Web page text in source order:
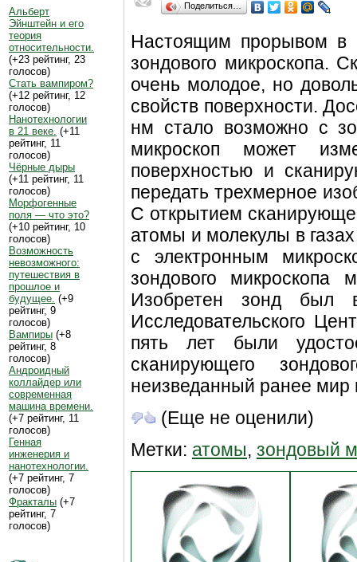
Альберт
Эйнштейн и его
теория
относительности.
(+23 рейтинг, 23
голосов)
Стать вампиром?
(+12 рейтинг, 12
голосов)
Нанотехнологии
в 21 веке. (+11
рейтинг, 11
голосов)
Чёрные дыры
(+11 рейтинг, 11
голосов)
Морфогенные
поля — что это?
(+10 рейтинг, 10
голосов)
Возможность
невозможного:
путешествия в
прошлое и
будущее. (+9
рейтинг, 9
голосов)
Вампиры (+8
рейтинг, 8
голосов)
Андроидный
коллайдер или
современная
машина времени.
(+7 рейтинг, 11
голосов)
Генная
инженерия и
нанотехнологии.
(+7 рейтинг, 7
голосов)
Фракталы (+7
рейтинг, 7
голосов)
Поделиться…
Настоящим прорывом в
зондового микроскопа.
очень молодое, но
свойств поверхности.
нм стало возможно с
микроскоп может
поверхностью и
передать трехмерное
С открытием
атомы и молекулы в
с электронным
зондового
Изобретен зонд был
Исследовательского
пять лет были
сканирующего
неизведанный ранее мир
(Еще не оценили)
Метки: атомы, зондовый